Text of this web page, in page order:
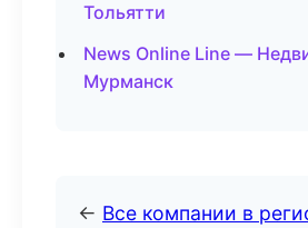
Тольятти
News Online Line —
Мурманск
← Все компании в